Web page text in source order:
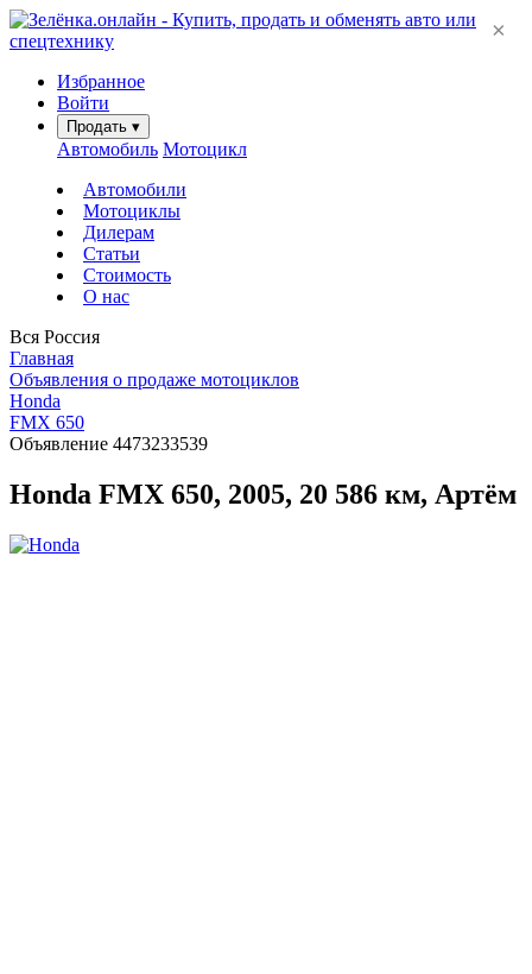
Избранное
Войти
Продать ▾
Автомобиль Мотоцикл
Автомобили
Мотоциклы
Дилерам
Статьи
Стоимость
О нас
Вся Россия
Главная
Объявления о продаже мотоциклов
Honda
FMX 650
Объявление 4473233539
Honda FMX 650, 2005, 20 586 км, Артём
×